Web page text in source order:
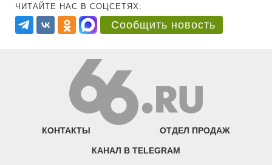
ЧИТАЙТЕ НАС В СОЦСЕТЯХ:
Сообщить новость
КОНТАКТЫ ОТДЕЛ ПРОДАЖ
КАНАЛ В TELEGRAM